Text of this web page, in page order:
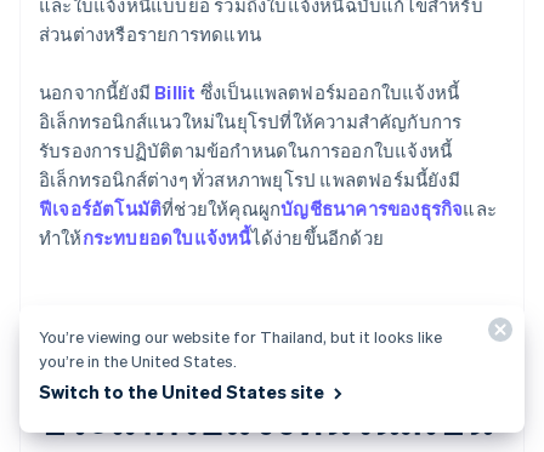
และใบแจ้งหนี้แบบย่อ รวมถึงใบแจ้งหนี้ฉบับแก้ไขสำหรับ
ส่วนต่างหรือรายการทดแทน
นอกจากนี้ยังมี Billit ซึ่งเป็นแพลตฟอร์มออกใบแจ้งหนี้
อิเล็กทรอนิกส์แนวใหม่ในยุโรปที่ให้ความสำคัญกับการ
รับรองการปฏิบัติตามข้อกำหนดในการออกใบแจ้งหนี้
อิเล็กทรอนิกส์ต่างๆ ทั่วสหภาพยุโรป แพลตฟอร์มนี้ยังมี
ฟีเจอร์อัตโนมัติที่ช่วยให้คุณผูกบัญชีธนาคารของธุรกิจและ
ทำให้กระทบยอดใบแจ้งหนี้ได้ง่ายขึ้นอีกด้วย
คำถามที่พบบ่อยเกี่ยวกับ
ประเภทใบแจ้งหนี้ในสเปน
You’re viewing our website for Thailand, but it looks like
you’re in the United States.
Switch to the United States site